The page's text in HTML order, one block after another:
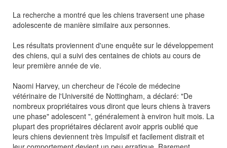
La recherche a montré que les chiens traversent une phase
adolescente de manière similaire aux personnes.
Les résultats proviennent d'une enquête sur le développement
des chiens, qui a suivi des centaines de chiots au cours de
leur première année de vie.
Naomi Harvey, un chercheur de l'école de médecine
vétérinaire de l'Université de Nottingham, a déclaré: "De
nombreux propriétaires vous diront que leurs chiens à travers
une phase" adolescent ", généralement à environ huit mois. La
plupart des propriétaires déclarent avoir appris oublié que
leurs chiens deviennent très Impulsif et facilement distrait et